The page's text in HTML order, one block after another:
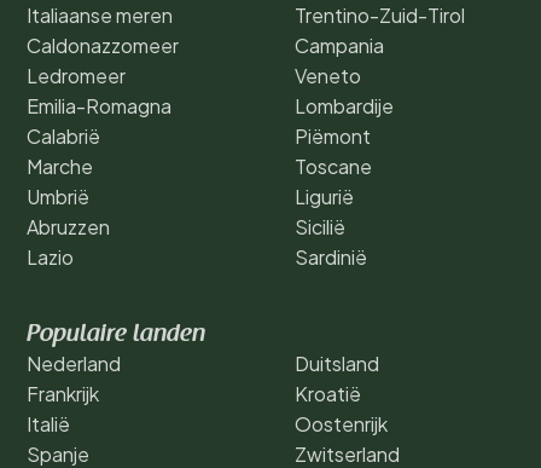
Italiaanse meren
Caldonazzomeer
Ledromeer
Emilia-Romagna
Calabrië
Marche
Umbrië
Abruzzen
Lazio
Trentino-Zuid-Tirol
Campania
Veneto
Lombardije
Piëmont
Toscane
Ligurië
Sicilië
Sardinië
Populaire landen
Nederland
Frankrijk
Italië
Spanje
Duitsland
Kroatië
Oostenrijk
Zwitserland